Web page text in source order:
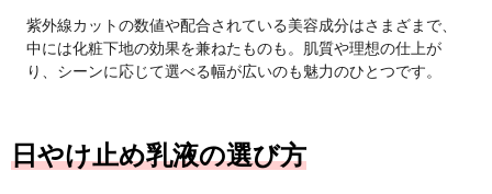
紫外線カットの数値や配合されている美容成分はさまざまで、
中には化粧下地の効果を兼ねたものも。肌質や理想の仕上が
り、シーンに応じて選べる幅が広いのも魅力のひとつです。
日やけ止め乳液の選び方